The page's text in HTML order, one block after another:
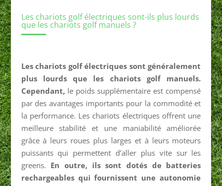
Les chariots golf électriques sont-ils plus lourds
que les chariots golf manuels ?
Les chariots golf électriques sont généralement
plus lourds que les chariots golf manuels.
Cependant,le poids supplémentaire est compensé
par des avantages importants pour la commodité et
la performance. Les chariots électriques offrent une
meilleure stabilité et une maniabilité améliorée
grâce à leurs roues plus larges et à leurs moteurs
puissants qui permettent d’aller plus vite sur les
greens. En outre, ils sont dotés de batteries
rechargeables qui fournissent une autonomie